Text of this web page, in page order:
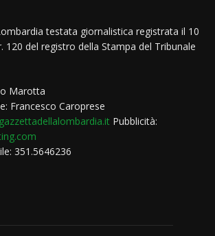
testata giornalistica registrata il 10
120 del registro della Stampa del Tribunale
Marotta
Francesco Caroprese
Pubblicità:
351.5646236